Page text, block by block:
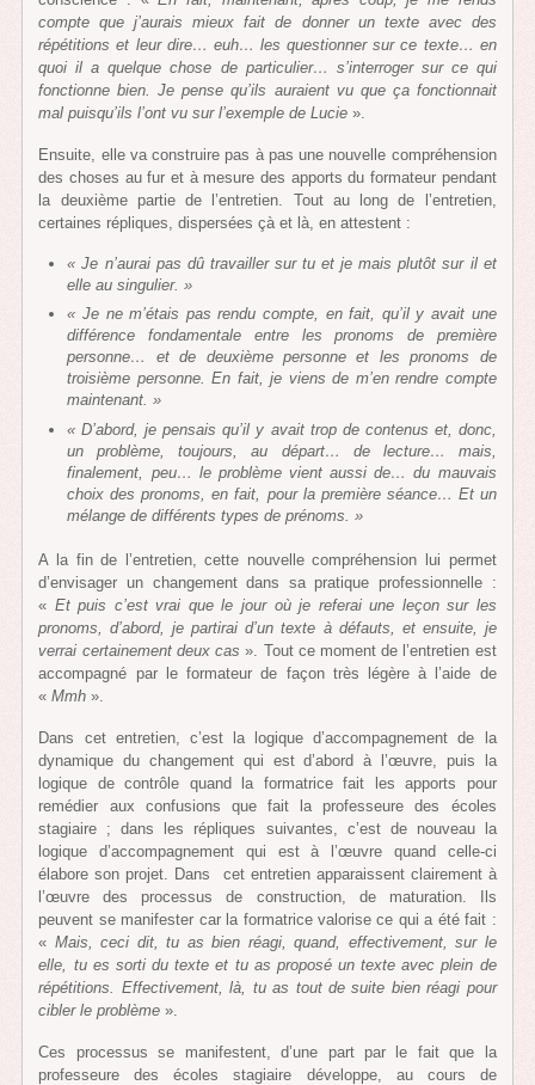
compte que j’aurais mieux fait de donner un texte avec des
répétitions et leur dire… euh… les questionner sur ce texte… en
quoi il a quelque chose de particulier… s’interroger sur ce qui
fonctionne bien. Je pense qu’ils auraient vu que ça fonctionnait
mal puisqu’ils l’ont vu sur l’exemple de Lucie ».
Ensuite, elle va construire pas à pas une nouvelle compréhension
des choses au fur et à mesure des apports du formateur pendant
la deuxième partie de l’entretien. Tout au long de l’entretien,
certaines répliques, dispersées çà et là, en attestent :
« Je n’aurai pas dû travailler sur tu et je mais plutôt sur il et
elle au singulier. »
« Je ne m’étais pas rendu compte, en fait, qu’il y avait une
différence fondamentale entre les pronoms de première
personne… et de deuxième personne et les pronoms de
troisième personne. En fait, je viens de m’en rendre compte
maintenant. »
« D’abord, je pensais qu’il y avait trop de contenus et, donc,
un problème, toujours, au départ… de lecture… mais,
finalement, peu… le problème vient aussi de… du mauvais
choix des pronoms, en fait, pour la première séance… Et un
mélange de différents types de prénoms. »
A la fin de l’entretien, cette nouvelle compréhension lui permet
d’envisager un changement dans sa pratique professionnelle :
« Et puis c’est vrai que le jour où je referai une leçon sur les
pronoms, d’abord, je partirai d’un texte à défauts, et ensuite, je
verrai certainement deux cas ». Tout ce moment de l’entretien est
accompagné par le formateur de façon très légère à l’aide de
«Mmh ».
Dans cet entretien, c’est la logique d’accompagnement de la
dynamique du changement qui est d’abord à l’œuvre, puis la
logique de contrôle quand la formatrice fait les apports pour
remédier aux confusions que fait la professeure des écoles
stagiaire ; dans les répliques suivantes, c’est de nouveau la
logique d’accompagnement qui est à l’œuvre quand celle-ci
élabore son projet. Dans cet entretien apparaissent clairement à
l’œuvre des processus de construction, de maturation. Ils
peuvent se manifester car la formatrice valorise ce qui a été fait :
« Mais, ceci dit, tu as bien réagi, quand, effectivement, sur le
elle, tu es sorti du texte et tu as proposé un texte avec plein de
répétitions. Effectivement, là, tu as tout de suite bien réagi pour
cibler le problème ».
Ces processus se manifestent, d’une part par le fait que la
professeure des écoles stagiaire développe, au cours de